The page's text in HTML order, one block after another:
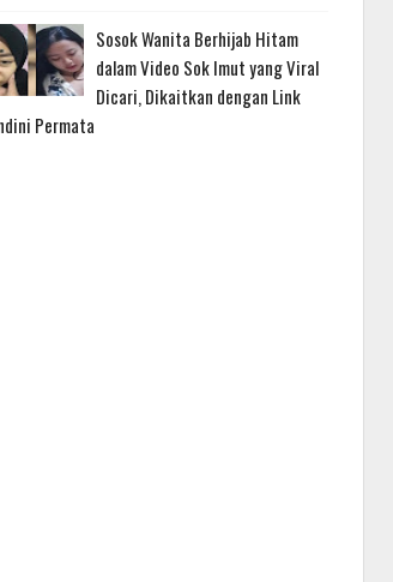
Sosok Wanita Berhijab Hitam
dalam Video Sok Imut yang Viral
Dicari, Dikaitkan dengan Link
Permata